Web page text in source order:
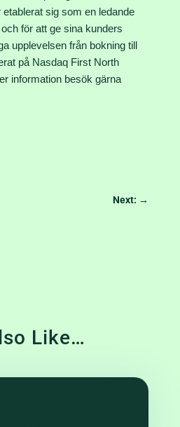
sig som en ledande
för att ge sina kunders
upplevelsen från bokning till
på Nasdaq First North
information besök gärna
Next: →
Like…